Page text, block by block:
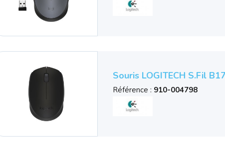
Souris LOGITECH S.fil
Référence : 910-004798